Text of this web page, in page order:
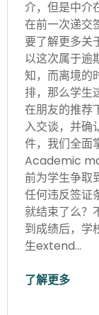
介，但是中介
在前一次递交
要了解更多
以这次属于逾
知，而离境的
排，那么学生
在朋友的推荐
入交谈，并确
件，我们全面
Academic
前为学生争取
任何违反签证
就结束了么？
到成绩后，学
生extend…
了解更多